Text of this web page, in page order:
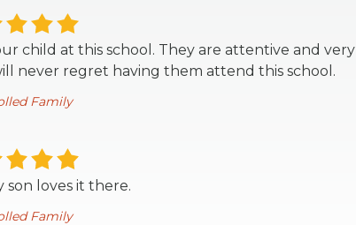
child at this school. They are attentive and very
never regret having them attend this school.
Family
son loves it there.
Family